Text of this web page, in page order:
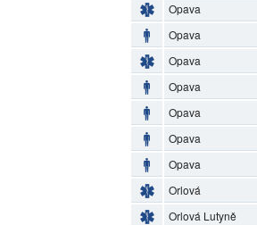
Opava
Opava
Opava
Opava
Opava
Opava
Opava
Orlová
Orlová Lutyně